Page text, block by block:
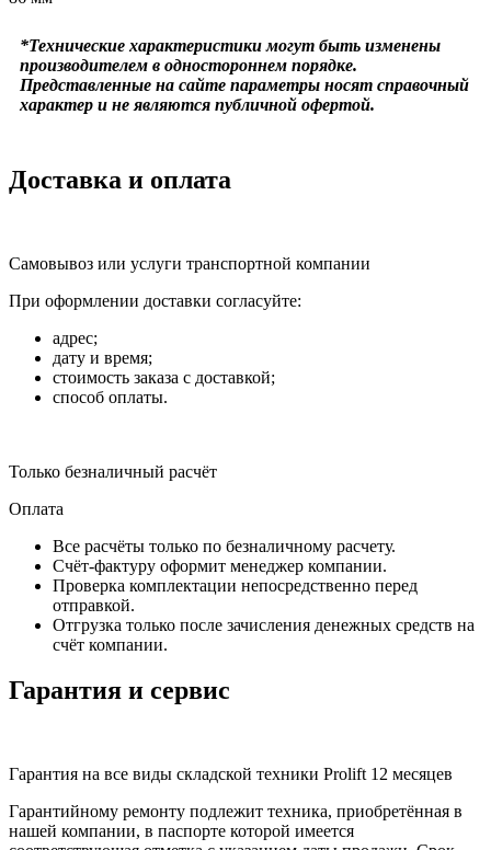
*Технические характеристики могут быть изменены
производителем в одностороннем порядке.
Представленные на сайте параметры носят справочный
характер и не являются публичной офертой.
Доставка и оплата
Самовывоз или услуги транспортной компании
При оформлении доставки согласуйте:
адрес;
дату и время;
стоимость заказа с доставкой;
способ оплаты.
Только безналичный расчёт
Оплата
Все расчёты только по безналичному расчету.
Счёт-фактуру оформит менеджер компании.
Проверка комплектации непосредственно перед
отправкой.
Отгрузка только после зачисления денежных средств на
счёт компании.
Гарантия и сервис
Гарантия на все виды складской техники Prolift 12 месяцев
Гарантийному ремонту подлежит техника, приобретённая в
нашей компании, в паспорте которой имеется